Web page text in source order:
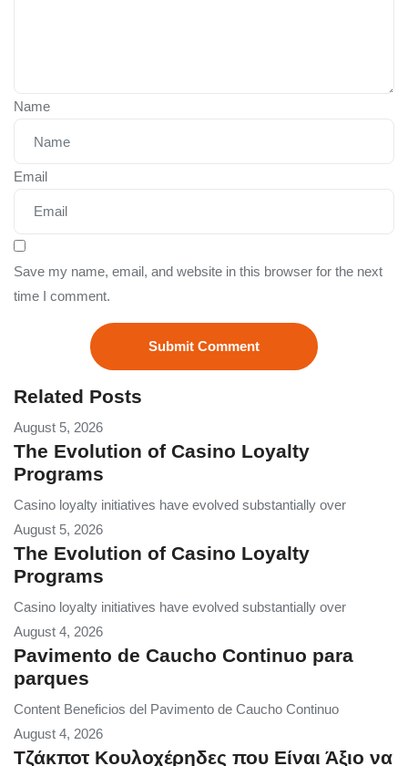
Name
Email
Save my name, email, and website in this browser for the next
time I comment.
Related Posts
August 5, 2026
The Evolution of Casino Loyalty
Programs
Casino loyalty initiatives have evolved substantially over
August 5, 2026
The Evolution of Casino Loyalty
Programs
Casino loyalty initiatives have evolved substantially over
August 4, 2026
Pavimento de Caucho Continuo para
parques
Content Beneficios del Pavimento de Caucho Continuo
August 4, 2026
Τζάκποτ Κουλοχέρηδες που Είναι Άξιο να